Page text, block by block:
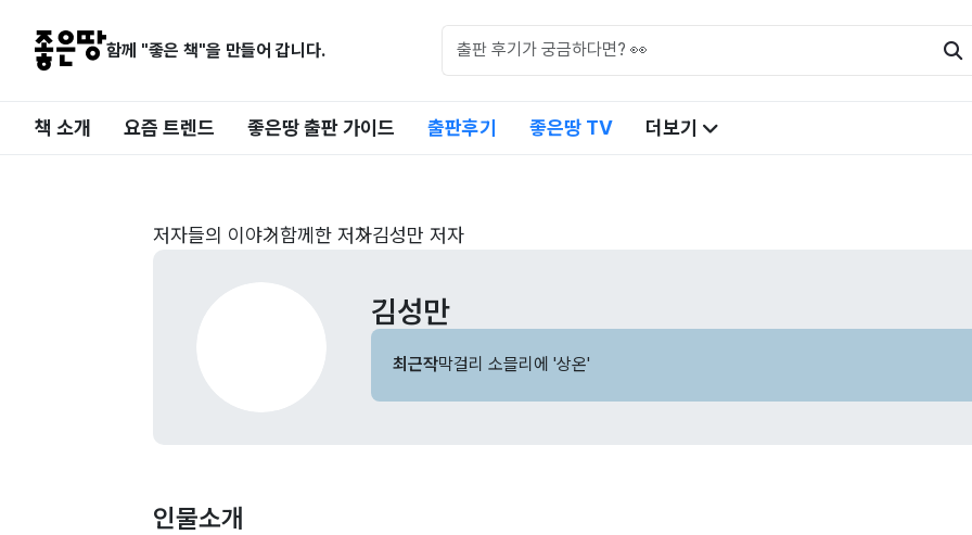
함께 "좋은 책"을 만들어 갑니다.
책 소개 요즘 트렌드 좋은땅 출판 가이드 출판후기 좋은땅 TV 더보기
저자들의 이야기 함께한 저자김성만 저자
김성만
최근작막걸리 소믈리에 '상온'
인물소개